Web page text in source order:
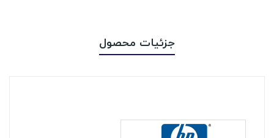
جزئیات محصول